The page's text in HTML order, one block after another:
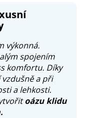
výkonná.
spojením
komfortu. Díky
a při
a lehkosti.
oázu klidu